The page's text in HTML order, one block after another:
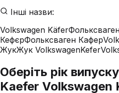
Інші назви:
Volkswagen Käfer
КефєрФольксваген Кафер
ЖукЖук VolkswagenKefer
Оберіть рік
Kaefer Volkswagen